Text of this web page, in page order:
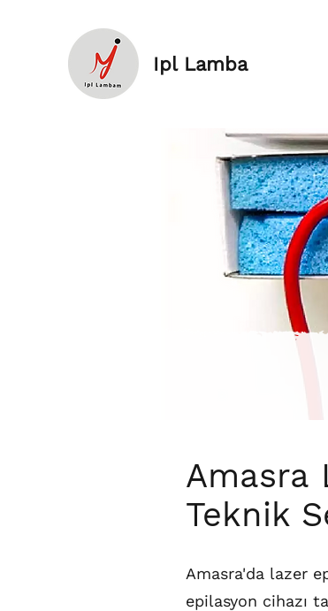
Ipl Lamba
Amasra
Teknik
Amasra'da lazer
epilasyon cihazı